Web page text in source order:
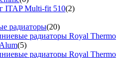
ITAP Multi-fit 510(2)
радиаторы(20)
радиаторы Royal Thermo
(5)
радиаторы Royal Thermo